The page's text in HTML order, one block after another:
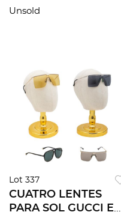
Unsold
Lot 337
CUATRO LENTES
PARA SOL GUCCI EN